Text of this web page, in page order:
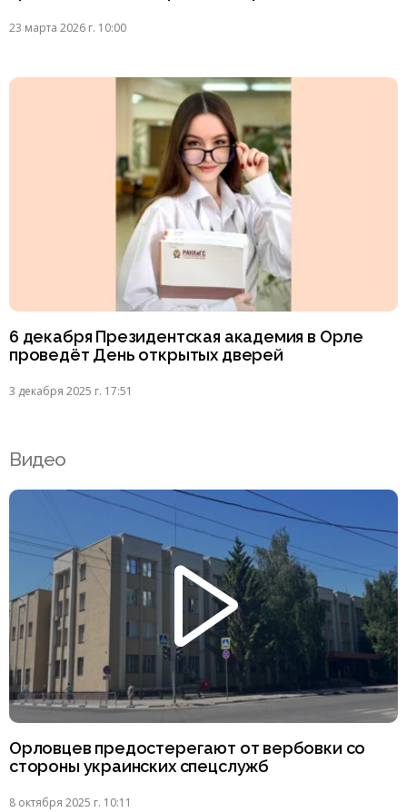
23 марта 2026 г. 10:00
6 декабря Президентская академия в Орле
проведёт День открытых дверей
3 декабря 2025 г. 17:51
Видео
Орловцев предостерегают от вербовки со
стороны украинских спецслужб
8 октября 2025 г. 10:11